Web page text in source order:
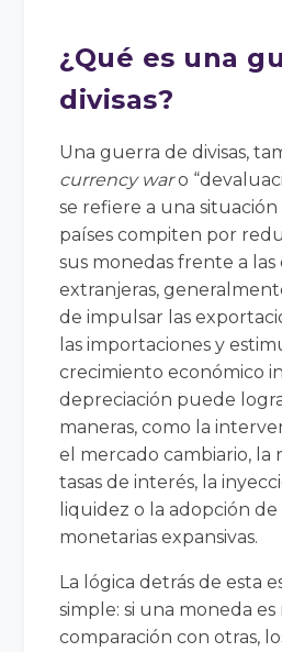
¿Qué es una
divisas?
Una guerra de divisas,
currency waro
se refiere a una
países compiten por
sus monedas frente a las
extranjeras,
de impulsar las
las importaciones y
crecimiento económico
depreciación puede
maneras, como la
el mercado cambiario, la
tasas de interés, la
liquidez o la adopción
monetarias expansivas.
La lógica detrás de esta
simple: si una moneda es
comparación con otras,